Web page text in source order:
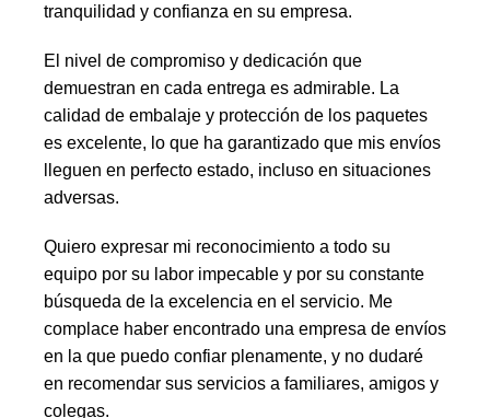
tranquilidad y confianza en su empresa.
El nivel de compromiso y dedicación que
demuestran en cada entrega es admirable. La
calidad de embalaje y protección de los paquetes
es excelente, lo que ha garantizado que mis envíos
lleguen en perfecto estado, incluso en situaciones
adversas.
Quiero expresar mi reconocimiento a todo su
equipo por su labor impecable y por su constante
búsqueda de la excelencia en el servicio. Me
complace haber encontrado una empresa de envíos
en la que puedo confiar plenamente, y no dudaré
en recomendar sus servicios a familiares, amigos y
colegas.